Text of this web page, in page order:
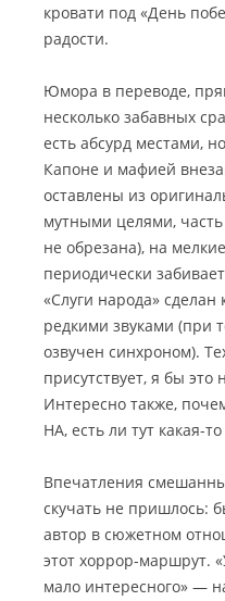
кровати под «День
радости.
Юмора в переводе,
несколько забавных
есть абсурд местами,
Капоне и мафией
оставлены из
мутными целями,
не обрезана), на
периодически
«Слуги народа»
редкими звуками (при
озвучен синхроном).
присутствует, я бы это
Интересно также,
НА, есть ли тут какая-
Впечатления
скучать не пришлось:
автор в сюжетном
этот хоррор-маршрут.
мало интересного» —